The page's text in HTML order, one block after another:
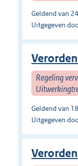
Geldend van
Uitgegeven
Regeling
Geldend van
Uitgegeven